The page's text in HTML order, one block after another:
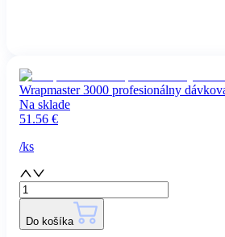
Wrapmaster 3000 profesionálny
Na sklade
51.56 €
/ks
Do košíka